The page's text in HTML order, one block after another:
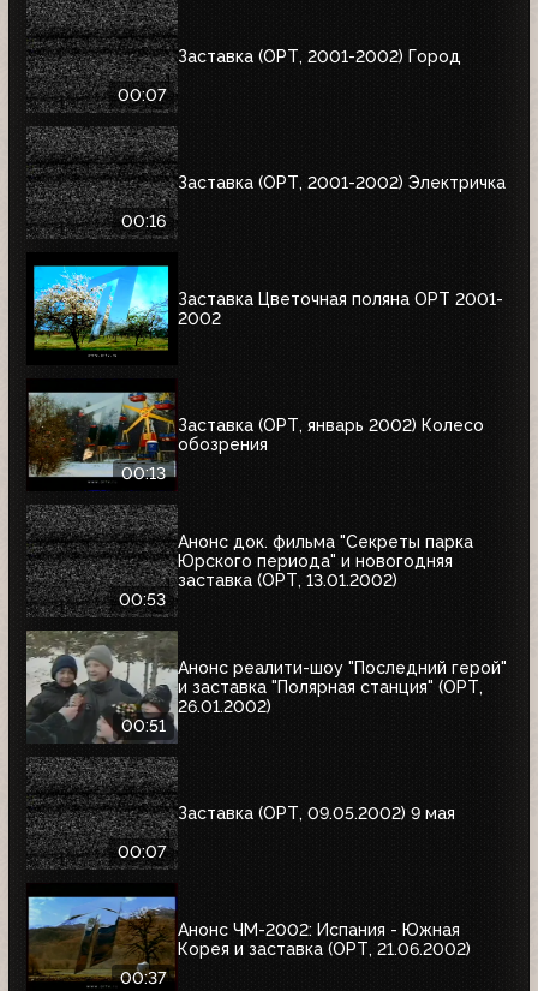
00:07
Заставка (ОРТ, 2001-2002) Город
00:16
Заставка (ОРТ, 2001-2002) Электричка
Заставка Цветочная поляна ОРТ 2001-
2002
00:13
Заставка (ОРТ, январь 2002) Колесо
обозрения
00:53
Анонс док. фильма "Секреты парка
Юрского периода" и новогодняя
заставка (ОРТ, 13.01.2002)
00:51
Анонс реалити-шоу "Последний герой"
и заставка "Полярная станция" (ОРТ,
26.01.2002)
00:07
Заставка (ОРТ, 09.05.2002) 9 мая
00:37
Анонс ЧМ-2002: Испания - Южная
Корея и заставка (ОРТ, 21.06.2002)